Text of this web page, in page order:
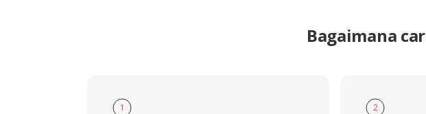
Bagaimana
1 2